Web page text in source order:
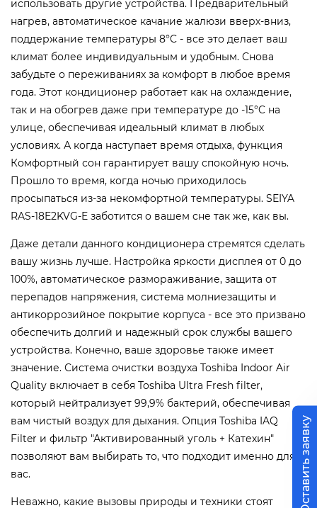
использовать другие устройства. Предварительный
нагрев, автоматическое качание жалюзи вверх-вниз,
поддержание температуры 8°C - все это делает ваш
климат более индивидуальным и удобным. Снова
забудьте о переживаниях за комфорт в любое время
года. Этот кондиционер работает как на охлаждение,
так и на обогрев даже при температуре до -15°C на
улице, обеспечивая идеальный климат в любых
условиях. А когда наступает время отдыха, функция
Комфортный сон гарантирует вашу спокойную ночь.
Прошло то время, когда ночью приходилось
просыпаться из-за некомфортной температуры. SEIYA
RAS-18E2KVG-E заботится о вашем сне так же, как вы.
Даже детали данного кондиционера стремятся сделать
вашу жизнь лучше. Настройка яркости дисплея от 0 до
100%, автоматическое размораживание, защита от
перепадов напряжения, система молниезащиты и
антикоррозийное покрытие корпуса - все это призвано
обеспечить долгий и надежный срок службы вашего
устройства. Конечно, ваше здоровье также имеет
значение. Система очистки воздуха Toshiba Indoor Air
Quality включает в себя Toshiba Ultra Fresh filter,
который нейтрализует 99,9% бактерий, обеспечивая
вам чистый воздух для дыхания. Опция Toshiba IAQ
Filter и фильтр "Активированный уголь + Катехин"
позволяют вам выбирать то, что подходит именно для
вас.
Неважно, какие вызовы природы и техники стоят Оставить заявку